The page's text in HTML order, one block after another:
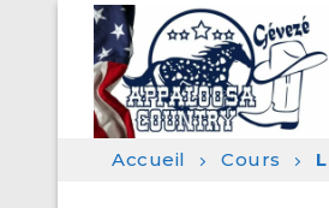
contenu
Accueil Cours